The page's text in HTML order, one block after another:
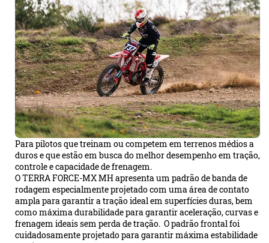
Para pilotos que treinam ou competem em terrenos médios a
duros e que estão em busca do melhor desempenho em tração,
controle e capacidade de frenagem.
O TERRA FORCE-MX MH apresenta um padrão de banda de
rodagem especialmente projetado com uma área de contato
ampla para garantir a tração ideal em superfícies duras, bem
como máxima durabilidade para garantir aceleração, curvas e
frenagem ideais sem perda de tração. O padrão frontal foi
cuidadosamente projetado para garantir máxima estabilidade